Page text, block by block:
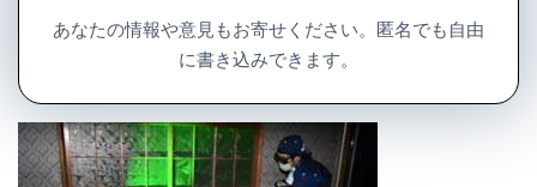
あなたの情報や意見もお寄せください。匿名でも自由
に書き込みできます。